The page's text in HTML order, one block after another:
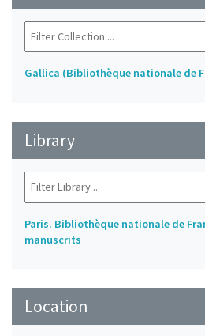
Gallica (Bibliothèque nationale de
Library
Paris. Bibliothèque nationale de
manuscrits
Location